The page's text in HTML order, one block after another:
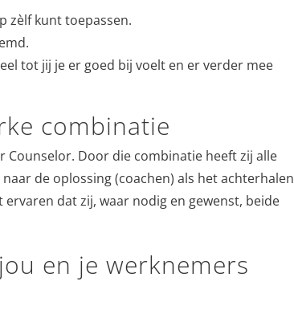
zèlf kunt toepassen.
tot jij je er goed bij voelt en er verder mee
combinatie
Counselor. Door die combinatie heeft zij alle
de oplossing (coachen) als het achterhalen
dat zij, waar nodig en gewenst, beide
en je werknemers